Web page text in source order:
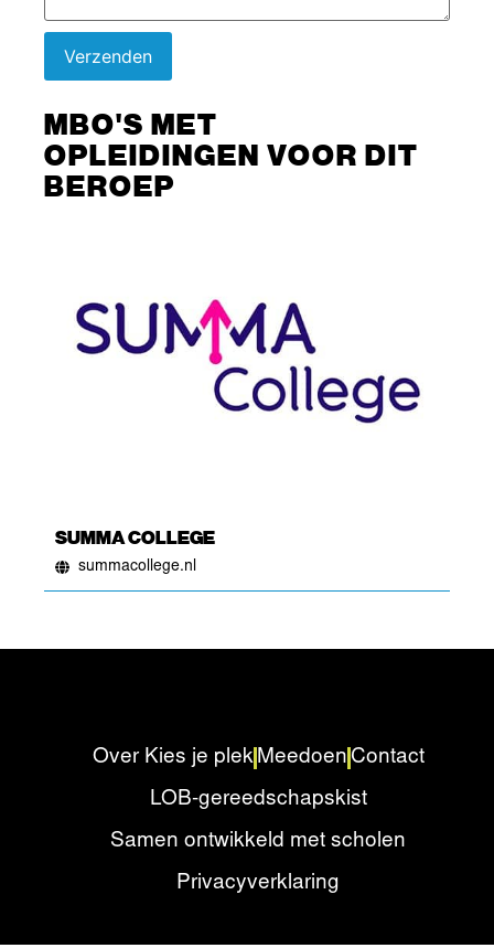
Verzenden
MBO'S MET
OPLEIDINGEN VOOR DIT
BEROEP
SUMMA COLLEGE
summacollege.nl
Over Kies je plek Meedoen Contact
LOB-gereedschapskist
Samen ontwikkeld met scholen
Privacyverklaring